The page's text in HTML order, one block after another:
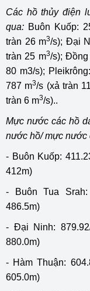
Các hồ thủy điện
qua: Buôn Kuốp:
tràn 26 m3/s); Đại
tràn 25 m3/s);
80 m3/s);
787 m3/s (xả tràn
tràn 6 m3/s)..
Mực nước các hồ
nước hồ/ mực nước
- Buôn Kuốp:
412m)
- Buôn Tua
486.5m)
- Đại Ninh:
880.0m)
- Hàm Thuận:
605.0m)